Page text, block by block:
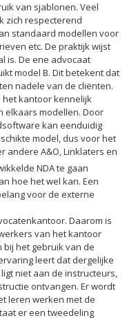
van sjablonen. Veel
zich respecterend
standaard modellen voor
etc. De praktijk wijst
is. De ene advocaat
model B. Dit betekent dat
nadele van de cliënten.
het kantoor kennelijk
elkaars modellen. Door
kan eenduidig
model, dus voor het
andere A&O, Linklaters en
NDA te gaan
hoe het wel kan. Een
voor de externe
Daarom is
van het kantoor
het gebruik van de
leert dat dergelijke
niet aan de instructeurs,
ontvangen. Er wordt
leren werken met de
er een tweedeling